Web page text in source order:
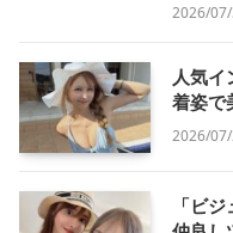
2026/
人気
着姿で
2026/
「ビ